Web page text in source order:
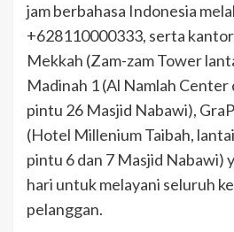
jam berbahasa Indonesia
+628110000333, serta
Mekkah (Zam-zam Tower
Madinah 1 (Al Namlah Center
pintu 26 Masjid Nabawi),
(Hotel Millenium Taibah,
pintu 6 dan 7 Masjid Nabawi)
hari untuk melayani seluruh
pelanggan.